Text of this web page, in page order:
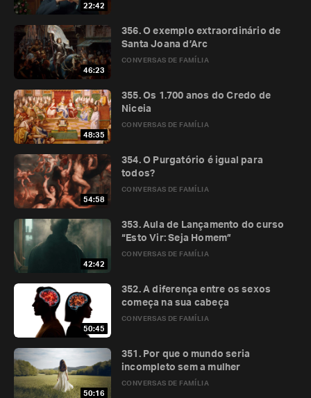
22:42
46:23
CONVERSAS DE FAMÍLIA
356. O exemplo extraordinário de
Santa Joana d’Arc
48:35
CONVERSAS DE FAMÍLIA
355. Os 1.700 anos do Credo de
Niceia
54:58
CONVERSAS DE FAMÍLIA
354. O Purgatório é igual para
todos?
42:42
CONVERSAS DE FAMÍLIA
353. Aula de Lançamento do curso
“Esto Vir: Seja Homem”
50:45
CONVERSAS DE FAMÍLIA
352. A diferença entre os sexos
começa na sua cabeça
50:16
CONVERSAS DE FAMÍLIA
351. Por que o mundo seria
incompleto sem a mulher